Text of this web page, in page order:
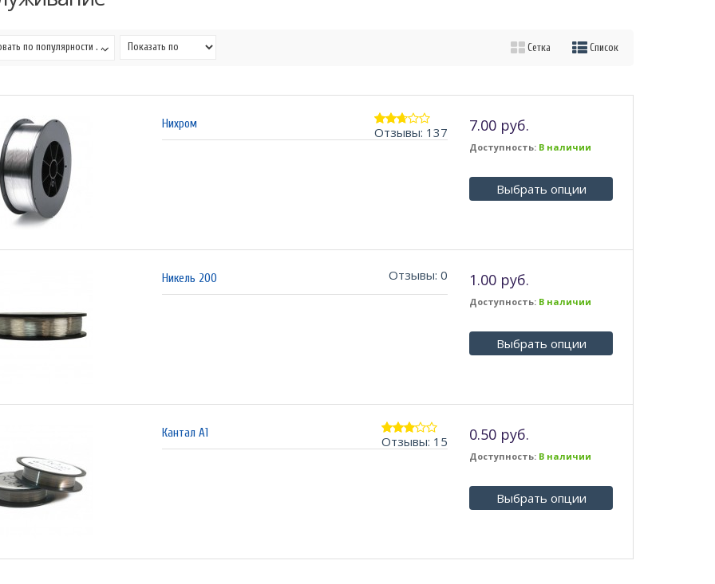
по популярности . . . Сетка Список
2.64
Отзывы: 137
Нихром 7.00 руб.
Доступность: В наличии
Выбрать опции
Отзывы: 0
Никель 200 1.00 руб.
Доступность: В наличии
Выбрать опции
3.07
Отзывы: 15
Кантал А1 0.50 руб.
Доступность: В наличии
Выбрать опции